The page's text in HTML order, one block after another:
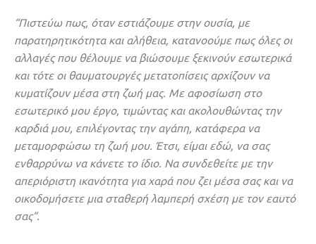
“Πιστεύω πως, όταν εστιάζουμε στην ουσία, με
παρατηρητικότητα και αλήθεια, κατανοούμε πως όλες οι
αλλαγές που θέλουμε να βιώσουμε ξεκινούν εσωτερικά
και τότε οι θαυματουργές μετατοπίσεις αρχίζουν να
κυματίζουν μέσα στη ζωή μας. Με αφοσίωση στο
εσωτερικό μου έργο, τιμώντας και ακολουθώντας την
καρδιά μου, επιλέγοντας την αγάπη, κατάφερα να
μεταμορφώσω τη ζωή μου. Έτσι, είμαι εδώ, να σας
ενθαρρύνω να κάνετε το ίδιο. Να συνδεθείτε με την
απεριόριστη ικανότητα για χαρά που ζει μέσα σας και να
οικοδομήσετε μια σταθερή λαμπερή σχέση με τον εαυτό
σας”.